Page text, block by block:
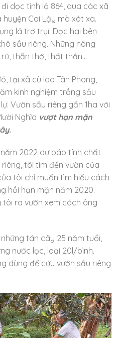
dọc tỉnh lộ 864, qua các xã
Cai Lậy mà xót xa.
lá trơ trụi. Dọc hai bên
sầu riêng. Những nông
thẫn thờ, thất thần…
tại xã cù lao Tân Phong,
kinh nghiệm trồng sầu
Vườn sầu riêng gần 1ha với
Nghĩa vượt hạn mặn
2022 dự báo tính chất
tôi tìm đến vườn của
tôi chỉ muốn tìm hiểu cách
hồi hạn mặn năm 2020.
tôi ra vườn xem cách ông
tán cây 25 năm tuổi,
nước lọc, loại 20l/bình.
dùng để cứu vườn sầu riêng